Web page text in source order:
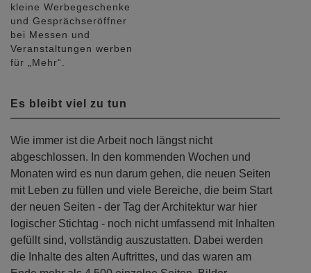
kleine Werbegeschenke
und Gesprächseröffner
bei Messen und
Veranstaltungen werben
für „Mehr“.
Es bleibt viel zu tun
Wie immer ist die Arbeit noch längst nicht
abgeschlossen. In den kommenden Wochen und
Monaten wird es nun darum gehen, die neuen Seiten
mit Leben zu füllen und viele Bereiche, die beim Start
der neuen Seiten - der Tag der Architektur war hier
logischer Stichtag - noch nicht umfassend mit Inhalten
gefüllt sind, vollständig auszustatten. Dabei werden
die Inhalte des alten Auftrittes, und das waren am